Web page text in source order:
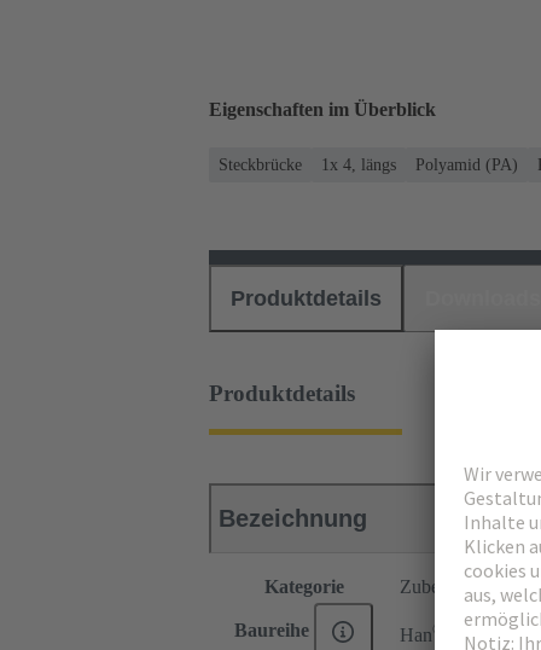
Eigenschaften im Überblick
Steckbrücke 1x 4, längs Polyamid (PA)
Produktdetails
Produktdetails
Bezeichnung
Kategorie Zubehör
Baureihe Han® ES Press